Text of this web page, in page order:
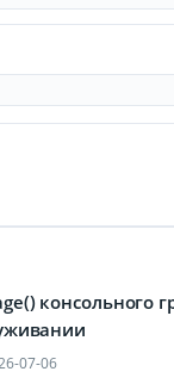
консольного
07-06